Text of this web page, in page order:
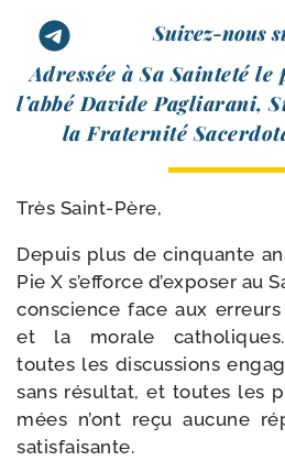
Suivez-nous
Adressée à Sa Sainteté
l’abbé Davide Pagliarani,
la Fraternité
Très Saint-​Père,
Depuis plus de cin­quante
Pie X s’efforce d’exposer au
conscience face aux
et la morale catho­liques.
toutes les dis­cus­sions
sans résul­tat, et toutes les
mées n’ont reçu aucune
satisfaisante.